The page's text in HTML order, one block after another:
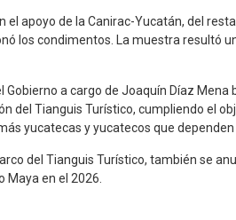
el apoyo de la Canirac-Yucatán, del
los condimentos. La muestra resultó
Gobierno a cargo de Joaquín Díaz Mena
del Tianguis Turístico, cumpliendo el
yucatecas y yucatecos que dependen
del Tianguis Turístico, también se
Maya en el 2026.